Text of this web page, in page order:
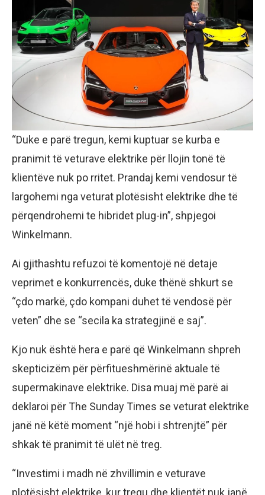
“Duke e parë tregun, kemi kuptuar se kurba e
pranimit të veturave elektrike për llojin tonë të
klientëve nuk po rritet. Prandaj kemi vendosur të
largohemi nga veturat plotësisht elektrike dhe të
përqendrohemi te hibridet plug-in”, shpjegoi
Winkelmann.
Ai gjithashtu refuzoi të komentojë në detaje
veprimet e konkurrencës, duke thënë shkurt se
“çdo markë, çdo kompani duhet të vendosë për
veten” dhe se “secila ka strategjinë e saj”.
Kjo nuk është hera e parë që Winkelmann shpreh
skepticizëm për përfitueshmërinë aktuale të
supermakinave elektrike. Disa muaj më parë ai
deklaroi për The Sunday Times se veturat elektrike
janë në këtë moment “një hobi i shtrenjtë” për
shkak të pranimit të ulët në treg.
“Investimi i madh në zhvillimin e veturave
plotësisht elektrike, kur tregu dhe klientët nuk janë